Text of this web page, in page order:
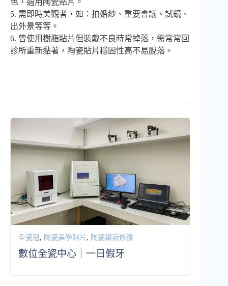
5. 需即時美觀者，如：拍婚紗、重要會議、試鏡、
出外景等等。
6. 曾使用樹脂貼片但裝戴不良時常掉落，需常常回
診所重新黏著，陶瓷貼片穩固性高不易脫落。
全瓷冠 陶瓷美學貼片 陶瓷鑲嵌修復
數位全瓷中心｜一日假牙